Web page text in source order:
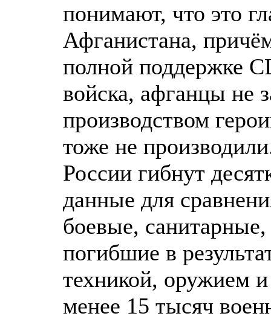
понимают, что это
Афганистана,
полной поддержке
войска, афганцы не
производством
тоже не
России гибнут
данные для
боевые,
погибшие в
техникой, оружием
менее 15 тысяч